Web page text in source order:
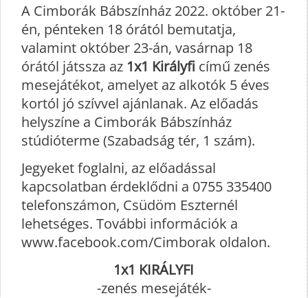
A Cimborák Bábszínház 2022. október 21-
én, pénteken 18 órától bemutatja,
valamint október 23-án, vasárnap 18
órától játssza az 1x1 Királyfi című zenés
mesejátékot, amelyet az alkotók 5 éves
kortól jó szívvel ajánlanak. Az előadás
helyszíne a Cimborák Bábszínház
stúdióterme (Szabadság tér, 1 szám).
Jegyeket foglalni, az előadással
kapcsolatban érdeklődni a 0755 335400
telefonszámon, Csüdöm Eszternél
lehetséges. További információk a
www.facebook.com/Cimborak oldalon.
1x1 KIRÁLYFI
-zenés mesejáték-